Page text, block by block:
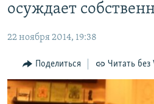
главной
навигации
Вернутся
поиску
11 ЛЕТ ОККУПАЦИИ КРЫМА. 11
ЕЩЕ
ИНТЕРАКТИВ
ИНФОГРАФИКА
РАДІО СВОБОДА
КАК ОБОЙТИ БЛОКИРОВКУ
осуждает
22 ноября 2014, 19:38
Поделиться Читать без